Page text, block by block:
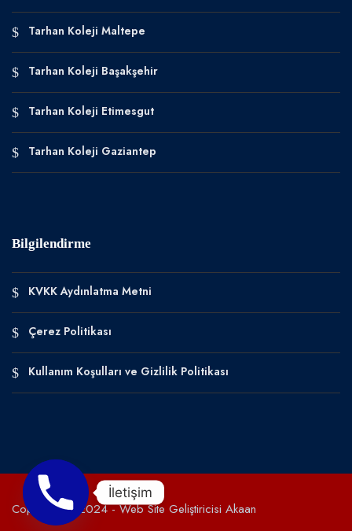
Tarhan Koleji Maltepe
Tarhan Koleji Başakşehir
Tarhan Koleji Etimesgut
Tarhan Koleji Gaziantep
Bilgilendirme
KVKK Aydınlatma Metni
Çerez Politikası
Kullanım Koşulları ve Gizlilik Politikası
Copyright © 2024 -Web Site Geliştiricisi Akaan
İletişim